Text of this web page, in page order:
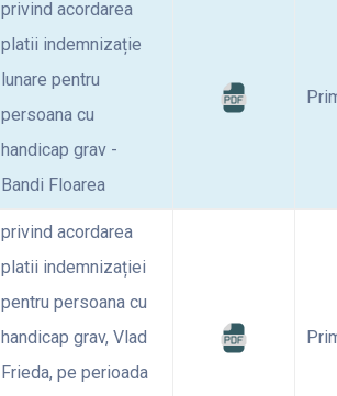
privind acordarea
platii indemnizație
lunare pentru
persoana cu
handicap grav -
Bandi Floarea
privind acordarea
platii indemnizației
pentru persoana cu
handicap grav, Vlad
Frieda, pe perioada